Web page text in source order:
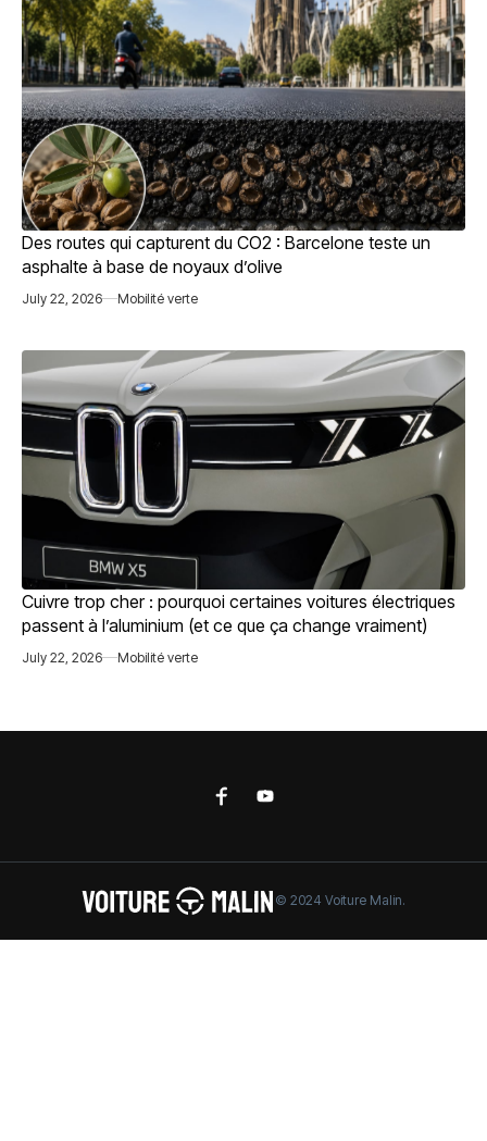
Des routes qui capturent du CO2 : Barcelone teste un
asphalte à base de noyaux d’olive
July 22, 2026 Mobilité verte
Cuivre trop cher : pourquoi certaines voitures électriques
passent à l’aluminium (et ce que ça change vraiment)
July 22, 2026 Mobilité verte
© 2024 Voiture Malin.